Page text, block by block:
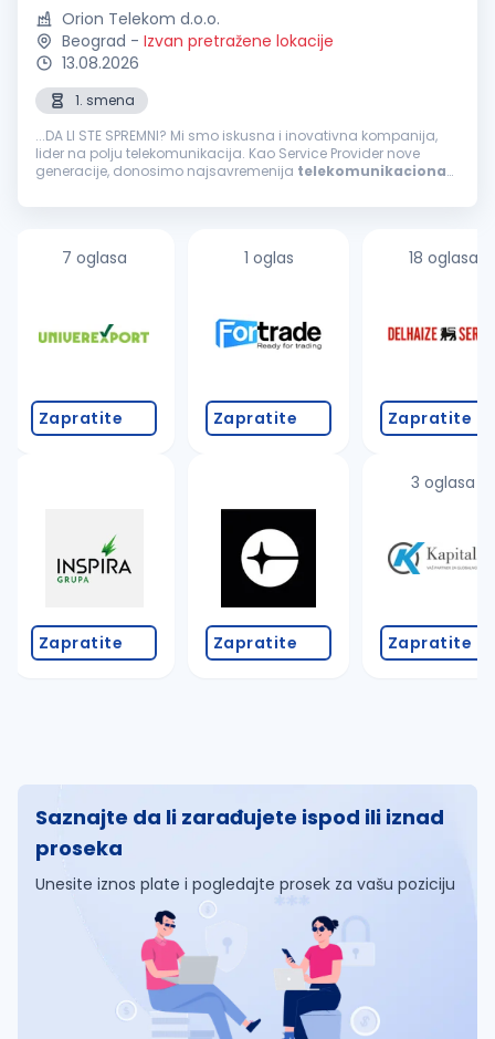
Orion Telekom d.o.o.
Beograd - Izvan pretražene lokacije
13.08.2026
1. smena
...DA LI STE SPREMNI? Mi smo iskusna i inovativna kompanija,
lider na polju telekomunikacija. Kao Service Provider nove
generacije, donosimo najsavremenija telekomunikaciona
timu nas ima...
7 oglasa
Zapratite
Zapratite
1 oglas
Zapratite
Zapratite
18 oglasa
Zapratite
3 oglasa
Zapratite
Saznajte da li zarađujete ispod ili iznad
proseka
Unesite iznos plate i pogledajte prosek za vašu poziciju